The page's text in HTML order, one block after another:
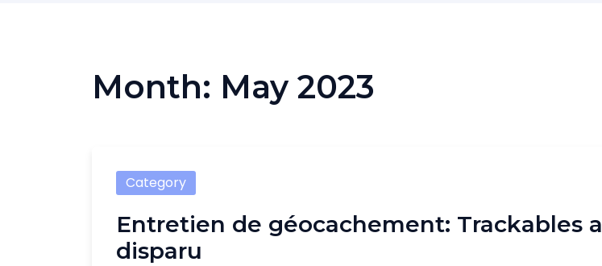
Month: May 2023
Category
Entretien de géocachement: Trackables a
disparu